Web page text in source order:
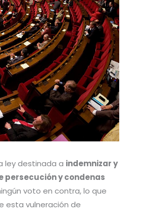
ley destinada a indemnizar y
persecución y condenas
voto en contra, lo que
esta vulneración de